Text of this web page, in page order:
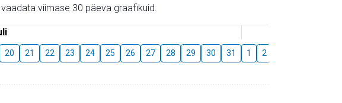
viimase 30 päeva graafikuid.
20 21 22 23 24 25 26 27 28 29 30 31 1 2